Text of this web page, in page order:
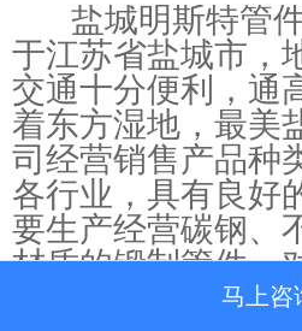
盐城明斯特管件
于江苏省盐城市，
交通十分便利，通
着东方湿地，最美
司经营销售产品种
各行业，具有良好
要生产经营碳钢、
材质的锻制管件、
快速接头等产品,多
马上咨